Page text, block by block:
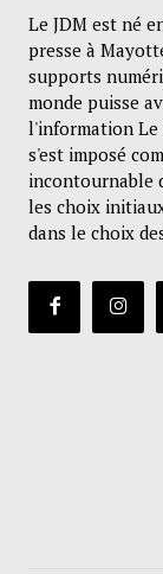
Le JDM est né
presse à
supports
monde puisse
l'information Le
s'est imposé
incontournable
les choix
dans le choix